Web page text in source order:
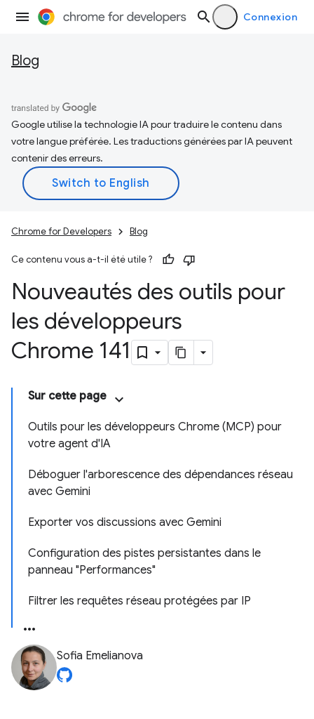
Connexion
Blog
Google utilise la technologie IA pour traduire le contenu dans
votre langue préférée. Les traductions générées par IA peuvent
contenir des erreurs.
Chrome for Developers Blog
Ce contenu vous a-t-il été utile ?
Nouveautés des outils pour
les développeurs
Chrome 141
Sur cette page
Outils pour les développeurs Chrome (MCP) pour
votre agent d'IA
Déboguer l'arborescence des dépendances réseau
avec Gemini
Exporter vos discussions avec Gemini
Configuration des pistes persistantes dans le
panneau "Performances"
Filtrer les requêtes réseau protégées par IP
Sofia Emelianova